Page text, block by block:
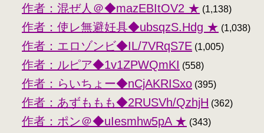
作者：混ぜ人＠◆mazEBItOV2 ★ (1,138)
作者：使レ無避妊具◆ubsqzS.Hdg ★ (1,038)
作者：エロゾンビ◆IL/7VRqS7E (1,005)
作者：ルピア◆1v1ZPWQmKI (558)
作者：らいちょー◆nCjAKRISxo (395)
作者：あずももも◆2RUSVh/QzhjH (362)
作者：ポン＠◆uIesmhw5pA ★ (343)